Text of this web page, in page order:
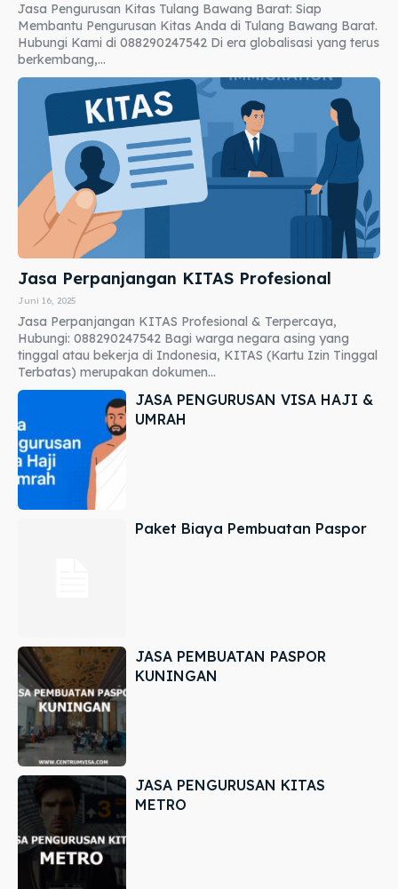
Jasa Pengurusan Kitas Tulang Bawang Barat: Siap
Membantu Pengurusan Kitas Anda di Tulang Bawang Barat.
Hubungi Kami di 088290247542 Di era globalisasi yang terus
berkembang,...
Jasa Perpanjangan KITAS Profesional
Juni 16, 2025
Jasa Perpanjangan KITAS Profesional & Terpercaya,
Hubungi: 088290247542 Bagi warga negara asing yang
tinggal atau bekerja di Indonesia, KITAS (Kartu Izin Tinggal
Terbatas) merupakan dokumen...
JASA PENGURUSAN VISA HAJI &
UMRAH
Paket Biaya Pembuatan Paspor
JASA PEMBUATAN PASPOR
KUNINGAN
JASA PENGURUSAN KITAS
METRO